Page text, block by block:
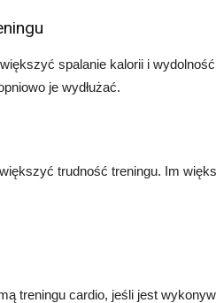
spalanie kalorii i
je wydłużać.
trudność treningu. Im
treningu cardio, jeśli jest